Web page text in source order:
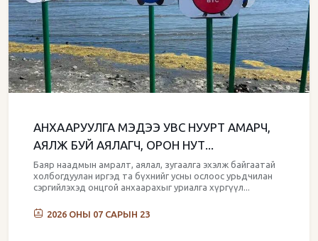
АНХААРУУЛГА МЭДЭЭ УВС НУУРТ АМАРЧ,
АЯЛЖ БУЙ АЯЛАГЧ, ОРОН НУТ...
Баяр наадмын амралт, аялал, зугаалга эхэлж байгаатай
холбогдуулан иргэд та бүхнийг усны ослоос урьдчилан
сэргийлэхэд онцгой анхаарахыг уриалга хүргүүл...
2026 ОНЫ 07 САРЫН 23